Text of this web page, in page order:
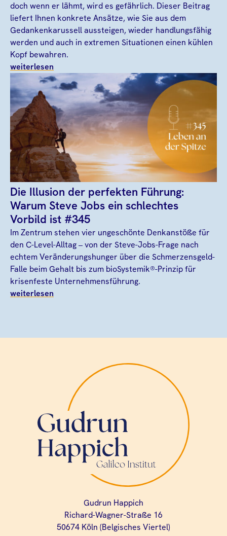
doch wenn er lähmt, wird es gefährlich. Dieser Beitrag
liefert Ihnen konkrete Ansätze, wie Sie aus dem
Gedankenkarussell aussteigen, wieder handlungsfähig
werden und auch in extremen Situationen einen kühlen
Kopf bewahren.
weiterlesen
Die Illusion der perfekten Führung:
Warum Steve Jobs ein schlechtes
Vorbild ist #345
Im Zentrum stehen vier ungeschönte Denkanstöße für
den C-Level-Alltag – von der Steve-Jobs-Frage nach
echtem Veränderungshunger über die Schmerzensgeld-
Falle beim Gehalt bis zum bioSystemik®-Prinzip für
krisenfeste Unternehmensführung.
weiterlesen
Gudrun Happich
Richard-Wagner-Straße 16
50674 Köln (Belgisches Viertel)